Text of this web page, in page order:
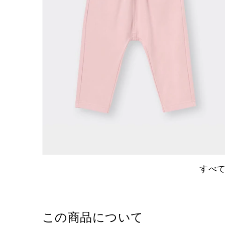
すべ
この商品について